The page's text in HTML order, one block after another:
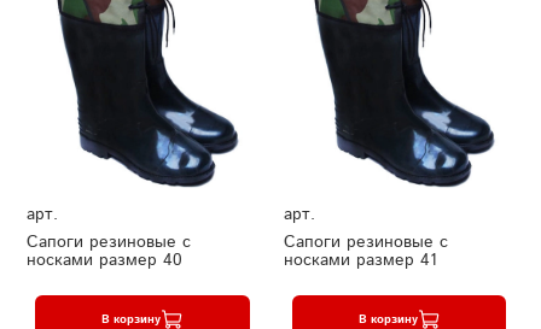
арт.
Сапоги резиновые с
носками размер 40
В корзину
арт.
Сапоги резиновые с
носками размер 41
В корзину